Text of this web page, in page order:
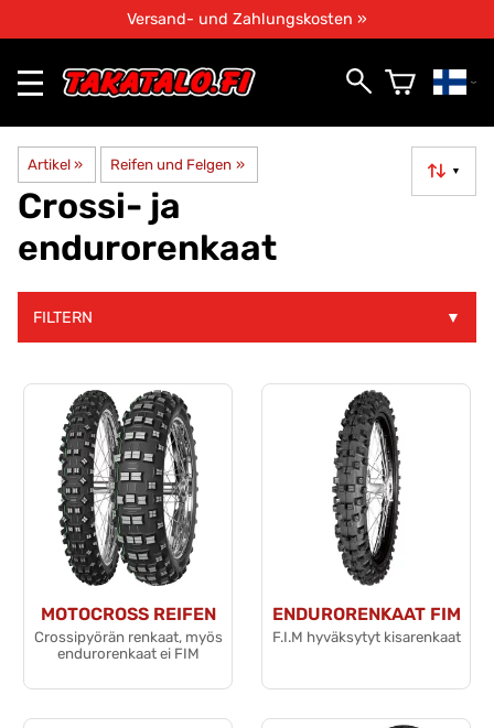
Versand- und Zahlungskosten »
Artikel ‪» Reifen und Felgen ‪» ▼
Crossi- ja
endurorenkaat
FILTERN ▼
MOTOCROSS REIFEN
Crossipyörän renkaat, myös
endurorenkaat ei FIM
ENDURORENKAAT FIM
F.I.M hyväksytyt kisarenkaat